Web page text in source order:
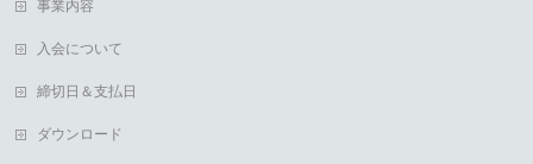
事業内容
入会について
締切日＆支払日
ダウンロード